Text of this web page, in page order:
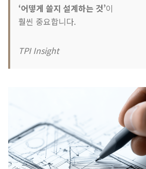
‘어떻게 쓸지 설계하는 것’이
훨씬 중요합니다.
TPI Insight